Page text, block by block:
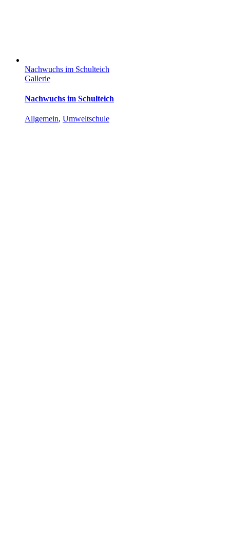
Nachwuchs im Schulteich
Gallerie
Nachwuchs im Schulteich
Allgemein, Umweltschule